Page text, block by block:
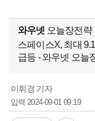
와우넷 오늘장전략
스페이스X, 최대
급등 - 와우넷 오늘
이휘경 기자
입력2024-09-01 09:19